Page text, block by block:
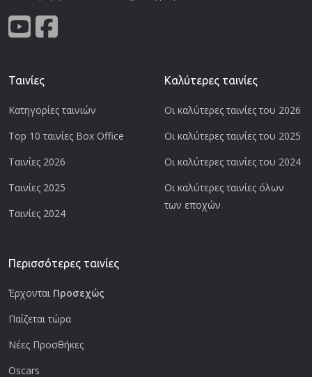
Ταινίες
Κατηγορίες ταινιών
Top 10 ταινίες Box Office
Ταινίες 2026
Ταινίες 2025
Ταινίες 2024
Καλύτερες ταινίες
Οι καλύτερες ταινίες του 2026
Οι καλύτερες ταινίες του 2025
Οι καλύτερες ταινίες του 2024
Οι καλύτερες ταινίες όλων
των εποχών
Περισσότερες ταινίες
Έρχονται Προσεχώς
Παίζεται τώρα
Νέες Προσθήκες
Oscars